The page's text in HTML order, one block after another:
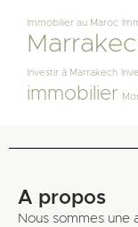
Immobilier au Maroc
Investir à Marrakech
immobilier
A propos
Nous sommes une